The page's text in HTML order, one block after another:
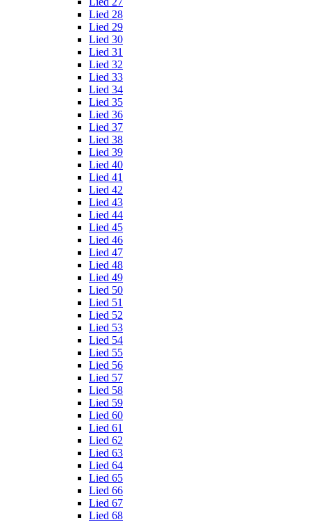
Lied 28
Lied 29
Lied 30
Lied 31
Lied 32
Lied 33
Lied 34
Lied 35
Lied 36
Lied 37
Lied 38
Lied 39
Lied 40
Lied 41
Lied 42
Lied 43
Lied 44
Lied 45
Lied 46
Lied 47
Lied 48
Lied 49
Lied 50
Lied 51
Lied 52
Lied 53
Lied 54
Lied 55
Lied 56
Lied 57
Lied 58
Lied 59
Lied 60
Lied 61
Lied 62
Lied 63
Lied 64
Lied 65
Lied 66
Lied 67
Lied 68